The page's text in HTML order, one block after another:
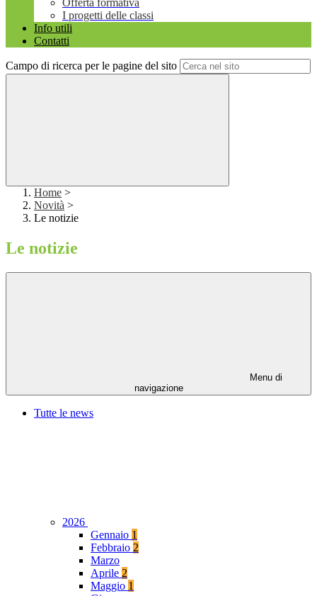
Offerta formativa
I progetti delle classi
Info utili
Contatti
Campo di ricerca per le pagine del sito
Home >
Novità >
Le notizie
Le notizie
Menu di
navigazione
Tutte le news
2026
Gennaio 1
Febbraio 2
Marzo
Aprile 2
Maggio 1